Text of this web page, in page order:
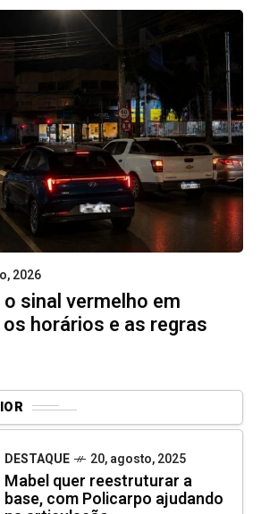
2026
sinal vermelho em
horários e as regras
DESTAQUE 20, agosto, 2025
Mabel quer reestruturar a
base, com Policarpo ajudando